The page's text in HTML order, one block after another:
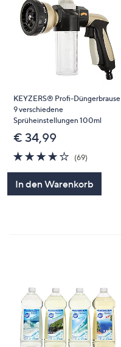
KEYZERS® Profi-Düngerbrause
9 verschiedene
Sprüheinstellungen 100ml
€ 34,99
4.2
von
(69)69
In den Warenkorb